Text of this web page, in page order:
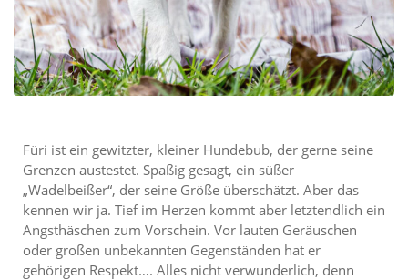
Füri ist ein gewitzter, kleiner Hundebub, der gerne seine
Grenzen austestet. Spaßig gesagt, ein süßer
„Wadelbeißer“, der seine Größe überschätzt. Aber das
kennen wir ja. Tief im Herzen kommt aber letztendlich ein
Angsthäschen zum Vorschein. Vor lauten Geräuschen
oder großen unbekannten Gegenständen hat er
gehörigen Respekt…. Alles nicht verwunderlich, denn